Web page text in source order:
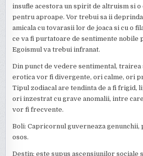
insufle acestora un spirit de altruism si
pentru aproape. Vor trebui sa ii
amicala cu tovarasii lor de joaca si cu o
ce va fi purtatoare de sentimente nobile
Egoismul va trebui infranat.
Din punct de vedere sentimental, trairea
erotica vor fi divergente, ori calme, ori
Tipul zodiacal are tendinta de a fi frigid,
ori inzestrat cu grave anomalii, intre
vor fi frecvente.
Boli: Capricornul guverneaza genunchii,
osos.
Destin: este supus ascensiunilor sociale